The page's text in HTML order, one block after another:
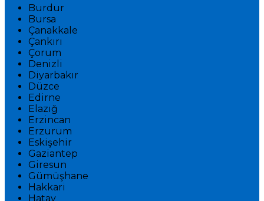
Burdur
Bursa
Çanakkale
Çankırı
Çorum
Denizli
Diyarbakır
Düzce
Edirne
Elazığ
Erzincan
Erzurum
Eskişehir
Gaziantep
Giresun
Gümüşhane
Hakkari
Hatay